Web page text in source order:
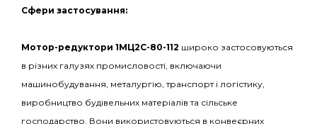
Сфери застосування:
Мотор-редуктори 1МЦ2С-80-112 широко застосовуються
в різних галузях промисловості, включаючи
машинобудування, металургію, транспорт і логістику,
виробництво будівельних матеріалів та сільське
господарство. Вони використовуються в конвеєрних